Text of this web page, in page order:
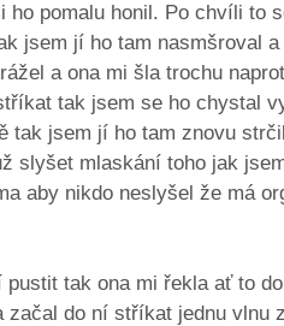
pomalu honil. Po chvíli to
jsem jí ho tam nasmšroval
a ona mi šla trochu
tak jsem se ho chystal
tak jsem jí ho tam znovu
slyšet mlaskání toho jak
aby nikdo neslyšel že má
tak ona mi řekla ať to
do ní stříkat jednu vlnu